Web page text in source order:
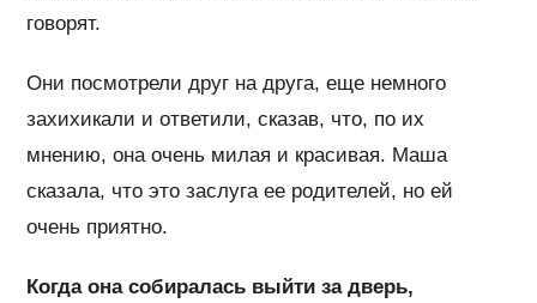
говорят.
Они посмотрели друг на друга, еще немного
захихикали и ответили, сказав, что, по их
мнению, она очень милая и красивая. Маша
сказала, что это заслуга ее родителей, но ей
очень приятно.
Когда она собиралась выйти за дверь,